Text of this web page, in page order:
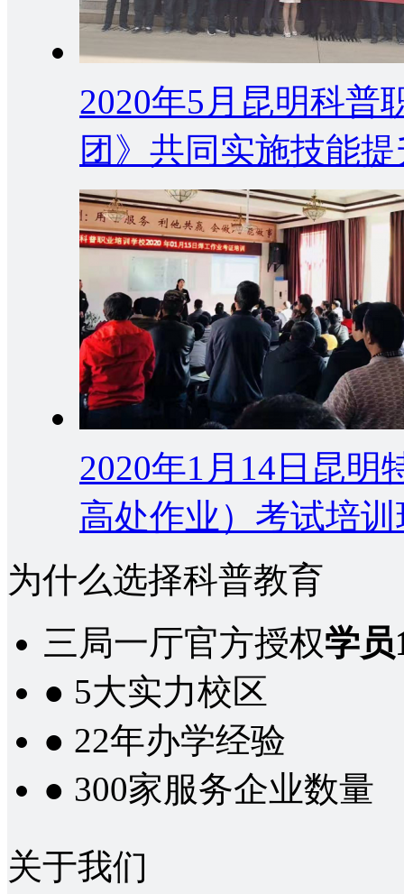
2020年5月昆明科普
团》共同实施技能
2020年1月14日昆明
高处作业）考试培
为什么选择科普教育
三局一厅官方授权学员
● 5大实力校区
● 22年办学经验
● 300家服务企业数量
关于我们